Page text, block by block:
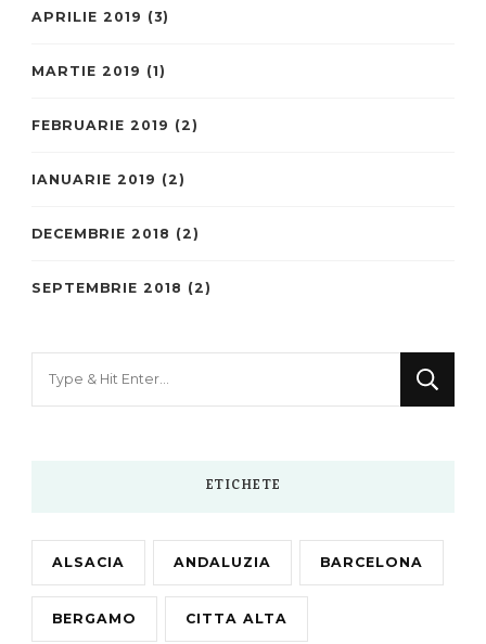
APRILIE 2019 (3)
MARTIE 2019 (1)
FEBRUARIE 2019 (2)
IANUARIE 2019 (2)
DECEMBRIE 2018 (2)
SEPTEMBRIE 2018 (2)
ETICHETE
ALSACIA ANDALUZIA BARCELONA
BERGAMO CITTA ALTA